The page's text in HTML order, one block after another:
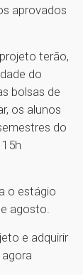
aprovados
terão,
do
bolsas de
os alunos
do
o estágio
agosto.
e adquirir